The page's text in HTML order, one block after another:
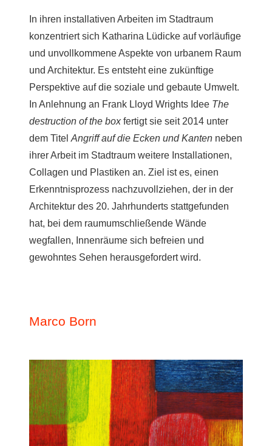
In ihren installativen Arbeiten im Stadtraum
konzentriert sich Katharina Lüdicke auf vorläufige
und unvollkommene Aspekte von urbanem Raum
und Architektur. Es entsteht eine zukünftige
Perspektive auf die soziale und gebaute Umwelt.
In Anlehnung an Frank Lloyd Wrights Idee The
destruction of the boxfertigt sie seit 2014 unter
dem Titel Angriff auf die Ecken und Kanten neben
ihrer Arbeit im Stadtraum weitere Installationen,
Collagen und Plastiken an. Ziel ist es, einen
Erkenntnisprozess nachzuvollziehen, der in der
Architektur des 20. Jahrhunderts stattgefunden
hat, bei dem raumumschließende Wände
wegfallen, Innenräume sich befreien und
gewohntes Sehen herausgefordert wird.
Marco Born